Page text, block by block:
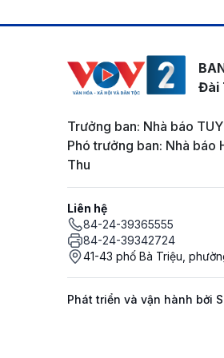
Đài
Trưởng ban: Nhà báo
Phó trưởng ban: Nhà báo
Thu
Liên hệ
84-24-39365555
84-24-39342724
41-43 phố Bà Triệu,
Phát triển và vận hành bởi